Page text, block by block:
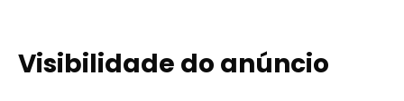
Visibilidade do anúncio